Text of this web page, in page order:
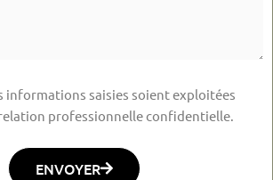
informations saisies soient exploitées
professionnelle confidentielle.
ENVOYER